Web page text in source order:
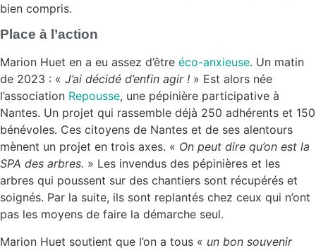
bien compris.
Place à l’action
Marion Huet en a eu assez d’être éco-anxieuse. Un matin
de 2023 : « J’ai décidé d’enfin agir ! » Est alors née
l’association Repousse, une pépinière participative à
Nantes. Un projet qui rassemble déjà 250 adhérents et 150
bénévoles. Ces citoyens de Nantes et de ses alentours
mènent un projet en trois axes. « On peut dire qu’on est la
SPA des arbres. » Les invendus des pépinières et les
arbres qui poussent sur des chantiers sont récupérés et
soignés. Par la suite, ils sont replantés chez ceux qui n’ont
pas les moyens de faire la démarche seul.
Marion Huet soutient que l’on a tous « un bon souvenir